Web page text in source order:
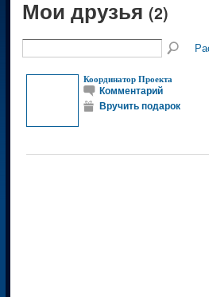
Мои друзья (2)
Координатор Проекта
Комментарий
Вручить подарок